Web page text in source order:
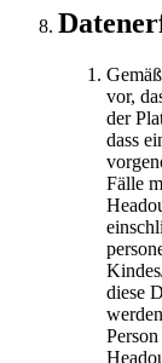
vor,
der
dass
Fälle
diese